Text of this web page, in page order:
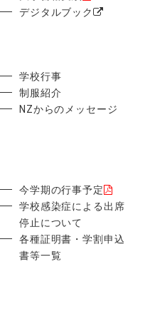
デジタルブック
学校行事
制服紹介
NZからのメッセージ
今学期の行事予定
学校感染症による出席
停止について
各種証明書・学割申込
書等一覧